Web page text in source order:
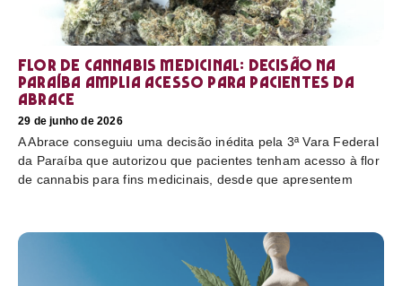
Flor de cannabis medicinal: decisão na
Paraíba amplia acesso para pacientes da
Abrace
29 de junho de 2026
A Abrace conseguiu uma decisão inédita pela 3ª Vara Federal
da Paraíba que autorizou que pacientes tenham acesso à flor
de cannabis para fins medicinais, desde que apresentem